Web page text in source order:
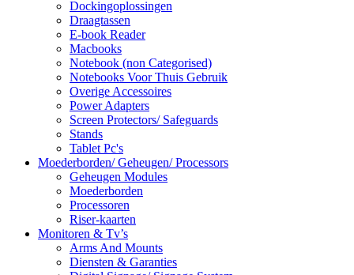
Dockingoplossingen
Draagtassen
E-book Reader
Macbooks
Notebook (non Categorised)
Notebooks Voor Thuis Gebruik
Overige Accessoires
Power Adapters
Screen Protectors/ Safeguards
Stands
Tablet Pc's
Moederborden/ Geheugen/ Processors
Geheugen Modules
Moederborden
Processoren
Riser-kaarten
Monitoren & Tv’s
Arms And Mounts
Diensten & Garanties